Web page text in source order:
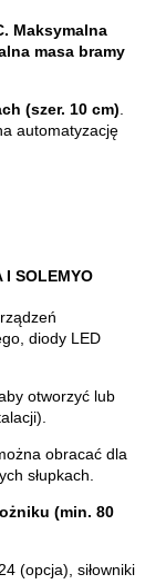
Maksymalna
masa bramy
(szer. 10 cm)
automatyzację
I SOLEMYO
diody LED
otworzyć lub
obracać dla
słupkach.
(min. 80
(opcja), siłowniki